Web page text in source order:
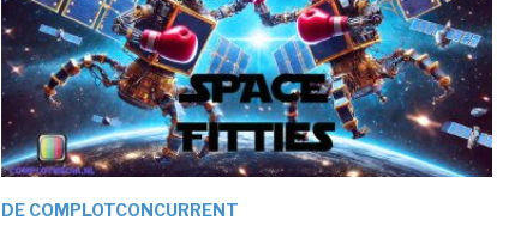
DE COMPLOTCONCURRENT